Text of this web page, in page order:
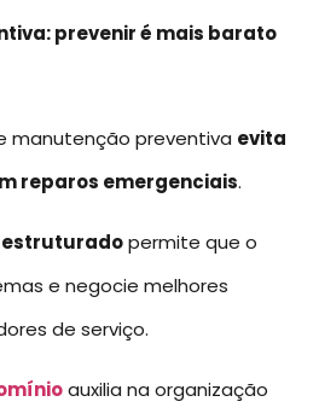
prevenir é mais barato
manutenção preventiva evita
reparos emergenciais.
permite que o
e negocie melhores
de serviço.
auxilia na organização